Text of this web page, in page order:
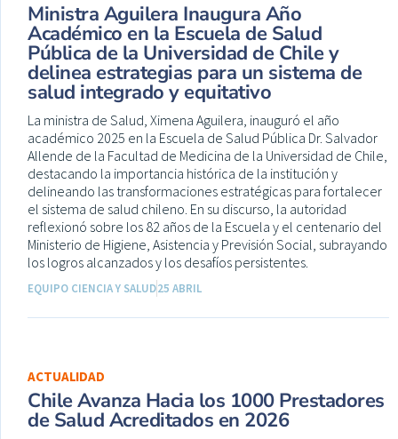
Ministra Aguilera Inaugura Año
Académico en la Escuela de Salud
Pública de la Universidad de Chile y
delinea estrategias para un sistema de
salud integrado y equitativo
La ministra de Salud, Ximena Aguilera, inauguró el año
académico 2025 en la Escuela de Salud Pública Dr. Salvador
Allende de la Facultad de Medicina de la Universidad de Chile,
destacando la importancia histórica de la institución y
delineando las transformaciones estratégicas para fortalecer
el sistema de salud chileno. En su discurso, la autoridad
reflexionó sobre los 82 años de la Escuela y el centenario del
Ministerio de Higiene, Asistencia y Previsión Social, subrayando
los logros alcanzados y los desafíos persistentes.
EQUIPO CIENCIA Y SALUD25 ABRIL
ACTUALIDAD
Chile Avanza Hacia los 1000 Prestadores
de Salud Acreditados en 2026